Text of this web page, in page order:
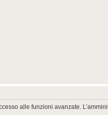
alle funzioni avanzate.